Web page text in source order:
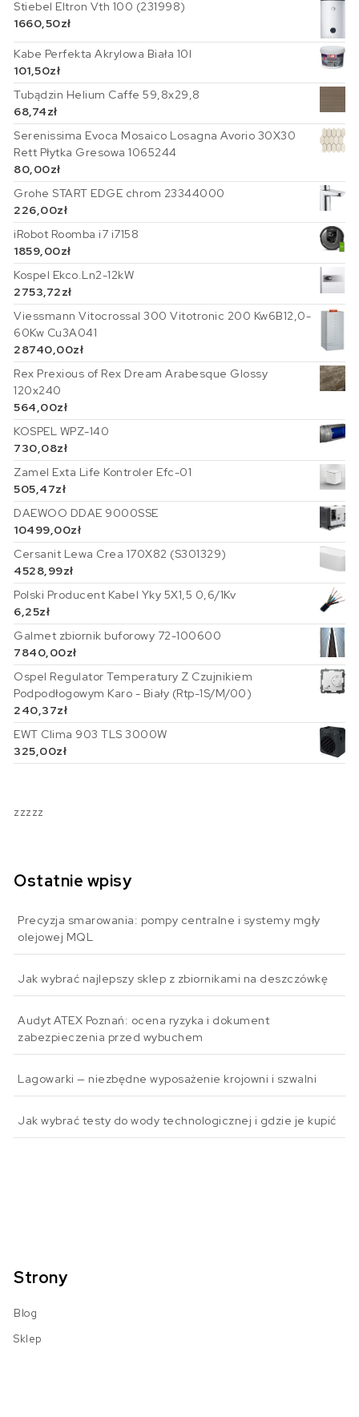
Stiebel Eltron Vth 100 (231998)
1660,50zł
Kabe Perfekta Akrylowa Biała 10l
101,50zł
Tubądzin Helium Caffe 59,8x29,8
68,74zł
Serenissima Evoca Mosaico Losagna Avorio 30X30
Rett Płytka Gresowa 1065244
80,00zł
Grohe START EDGE chrom 23344000
226,00zł
iRobot Roomba i7 i7158
1859,00zł
Kospel Ekco.Ln2-12kW
2753,72zł
Viessmann Vitocrossal 300 Vitotronic 200 Kw6B12,0-
60Kw Cu3A041
28740,00zł
Rex Prexious of Rex Dream Arabesque Glossy
120x240
564,00zł
KOSPEL WPZ-140
730,08zł
Zamel Exta Life Kontroler Efc-01
505,47zł
DAEWOO DDAE 9000SSE
10499,00zł
Cersanit Lewa Crea 170X82 (S301329)
4528,99zł
Polski Producent Kabel Yky 5X1,5 0,6/1Kv
6,25zł
Galmet zbiornik buforowy 72-100600
7840,00zł
Ospel Regulator Temperatury Z Czujnikiem
Podpodłogowym Karo - Biały (Rtp-1S/M/00)
240,37zł
EWT Clima 903 TLS 3000W
325,00zł
zzzzz
Ostatnie wpisy
Precyzja smarowania: pompy centralne i systemy mgły
olejowej MQL
Jak wybrać najlepszy sklep z zbiornikami na deszczówkę
Audyt ATEX Poznań: ocena ryzyka i dokument
zabezpieczenia przed wybuchem
Lagowarki — niezbędne wyposażenie krojowni i szwalni
Jak wybrać testy do wody technologicznej i gdzie je kupić
Strony
Blog
Sklep